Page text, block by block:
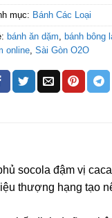
mục: Bánh Các Loại
bánh ăn dặm, bánh bông
online,Sài Gòn O2O
socola đậm vị
thượng hạng tạo